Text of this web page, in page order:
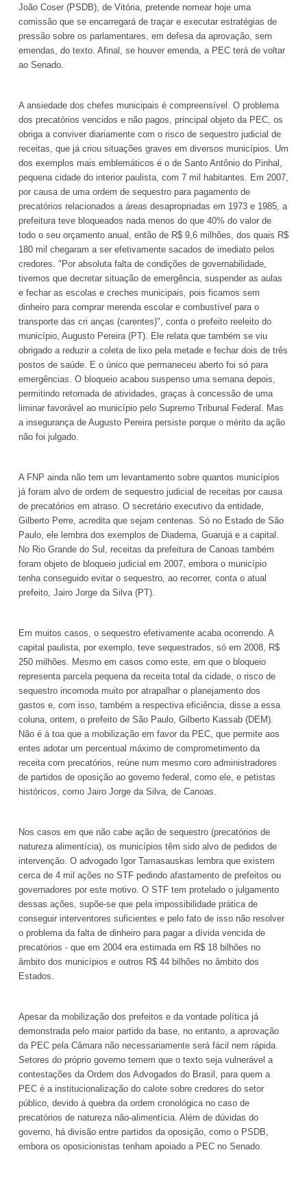
João Coser (PSDB), de Vitória, pretende nomear hoje uma
comissão que se encarregará de traçar e executar estratégias de
pressão sobre os parlamentares, em defesa da aprovação, sem
emendas, do texto. Afinal, se houver emenda, a PEC terá de voltar
ao Senado.
A ansiedade dos chefes municipais é compreensível. O problema
dos precatórios vencidos e não pagos, principal objeto da PEC, os
obriga a conviver diariamente com o risco de sequestro judicial de
receitas, que já criou situações graves em diversos municípios. Um
dos exemplos mais emblemáticos é o de Santo Antônio do Pinhal,
pequena cidade do interior paulista, com 7 mil habitantes. Em 2007,
por causa de uma ordem de sequestro para pagamento de
precatórios relacionados a áreas desapropriadas em 1973 e 1985, a
prefeitura teve bloqueados nada menos do que 40% do valor de
todo o seu orçamento anual, então de R$ 9,6 milhões, dos quais R$
180 mil chegaram a ser efetivamente sacados de imediato pelos
credores. "Por absoluta falta de condições de governabilidade,
tivemos que decretar situação de emergência, suspender as aulas
e fechar as escolas e creches municipais, pois ficamos sem
dinheiro para comprar merenda escolar e combustível para o
transporte das cri anças (carentes)", conta o prefeito reeleito do
município, Augusto Pereira (PT). Ele relata que também se viu
obrigado a reduzir a coleta de lixo pela metade e fechar dois de três
postos de saúde. E o único que permaneceu aberto foi só para
emergências. O bloqueio acabou suspenso uma semana depois,
permitindo retomada de atividades, graças à concessão de uma
liminar favorável ao município pelo Supremo Tribunal Federal. Mas
a insegurança de Augusto Pereira persiste porque o mérito da ação
não foi julgado.
A FNP ainda não tem um levantamento sobre quantos municípios
já foram alvo de ordem de sequestro judicial de receitas por causa
de precatórios em atraso. O secretário executivo da entidade,
Gilberto Perre, acredita que sejam centenas. Só no Estado de São
Paulo, ele lembra dos exemplos de Diadema, Guarujá e a capital.
No Rio Grande do Sul, receitas da prefeitura de Canoas também
foram objeto de bloqueio judicial em 2007, embora o município
tenha conseguido evitar o sequestro, ao recorrer, conta o atual
prefeito, Jairo Jorge da Silva (PT).
Em muitos casos, o sequestro efetivamente acaba ocorrendo. A
capital paulista, por exemplo, teve sequestrados, só em 2008, R$
250 milhões. Mesmo em casos como este, em que o bloqueio
representa parcela pequena da receita total da cidade, o risco de
sequestro incomoda muito por atrapalhar o planejamento dos
gastos e, com isso, também a respectiva eficiência, disse a essa
coluna, ontem, o prefeito de São Paulo, Gilberto Kassab (DEM).
Não é à toa que a mobilização em favor da PEC, que permite aos
entes adotar um percentual máximo de comprometimento da
receita com precatórios, reúne num mesmo coro administradores
de partidos de oposição ao governo federal, como ele, e petistas
históricos, como Jairo Jorge da Silva, de Canoas.
Nos casos em que não cabe ação de sequestro (precatórios de
natureza alimentícia), os municípios têm sido alvo de pedidos de
intervenção. O advogado Igor Tamasauskas lembra que existem
cerca de 4 mil ações no STF pedindo afastamento de prefeitos ou
governadores por este motivo. O STF tem protelado o julgamento
dessas ações, supõe-se que pela impossibilidade prática de
conseguir interventores suficientes e pelo fato de isso não resolver
o problema da falta de dinheiro para pagar a dívida vencida de
precatórios - que em 2004 era estimada em R$ 18 bilhões no
âmbito dos municípios e outros R$ 44 bilhões no âmbito dos
Estados.
Apesar da mobilização dos prefeitos e da vontade política já
demonstrada pelo maior partido da base, no entanto, a aprovação
da PEC pela Câmara não necessariamente será fácil nem rápida.
Setores do próprio governo temem que o texto seja vulnerável a
contestações da Ordem dos Advogados do Brasil, para quem a
PEC é a institucionalização do calote sobre credores do setor
público, devido à quebra da ordem cronológica no caso de
precatórios de natureza não-alimentícia. Além de dúvidas do
governo, há divisão entre partidos da oposição, como o PSDB,
embora os oposicionistas tenham apoiado a PEC no Senado.